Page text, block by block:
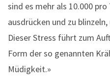
sind es mehr als 10.000
ausdrücken und zu
Dieser Stress führt zum
Form der so genannten
Müdigkeit.»